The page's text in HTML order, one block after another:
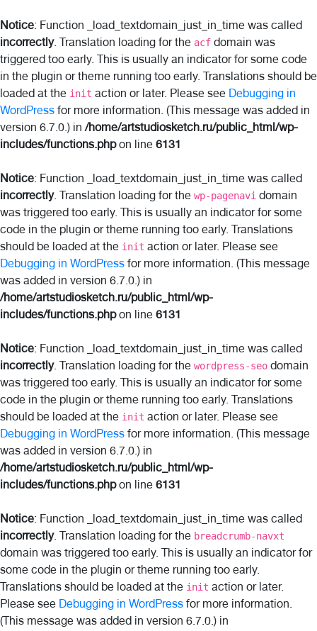
Notice: Function _load_textdomain_just_in_time was called
incorrectly. Translation loading for the acf domain was
triggered too early. This is usually an indicator for some code
in the plugin or theme running too early. Translations should be
loaded at the init action or later. Please see Debugging in
WordPress for more information. (This message was added in
version 6.7.0.) in/home/artstudiosketch.ru/public_html/wp-
includes/functions.phpon line 6131
Notice: Function _load_textdomain_just_in_time was called
incorrectly. Translation loading for the wp-pagenavi domain
was triggered too early. This is usually an indicator for some
code in the plugin or theme running too early. Translations
should be loaded at the init action or later. Please see
Debugging in WordPress for more information. (This message
was added in version 6.7.0.) in
/home/artstudiosketch.ru/public_html/wp-
includes/functions.phpon line 6131
Notice: Function _load_textdomain_just_in_time was called
incorrectly. Translation loading for the wordpress-seo domain
was triggered too early. This is usually an indicator for some
code in the plugin or theme running too early. Translations
should be loaded at the init action or later. Please see
Debugging in WordPress for more information. (This message
was added in version 6.7.0.) in
/home/artstudiosketch.ru/public_html/wp-
includes/functions.phpon line 6131
Notice: Function _load_textdomain_just_in_time was called
incorrectly. Translation loading for the breadcrumb-navxt
domain was triggered too early. This is usually an indicator for
some code in the plugin or theme running too early.
Translations should be loaded at the init action or later.
Please see Debugging in WordPress for more information.
(This message was added in version 6.7.0.) in